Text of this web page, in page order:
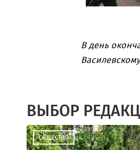
В день
ВЫБОР
ОБЩЕСТВО